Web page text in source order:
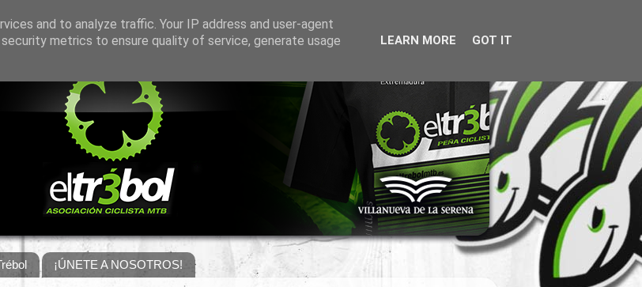
¡ÚNETE A NOSOTROS!
and to analyze traffic. Your IP address and user-agent
metrics to ensure quality of service, generate usage
LEARN MORE GOT IT